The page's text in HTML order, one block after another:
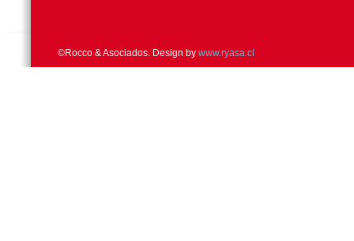
©Rocco & Asociados. Design by www.ryasa.cl